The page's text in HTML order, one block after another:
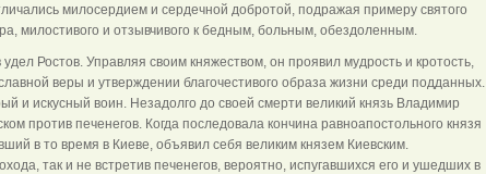
милосердием и сердечной добротой, подражая примеру святого
милостивого и отзывчивого к бедным, больным, обездоленным.
Ростов. Управляя своим княжеством, он проявил мудрость и кротость,
веры и утверждении благочестивого образа жизни среди подданных.
и искусный воин. Незадолго до своей смерти великий князь Владимир
против печенегов. Когда последовала кончина равноапостольного князя
в то время в Киеве, объявил себя великим князем Киевским.
так и не встретив печенегов, вероятно, испугавшихся его и ушедших в